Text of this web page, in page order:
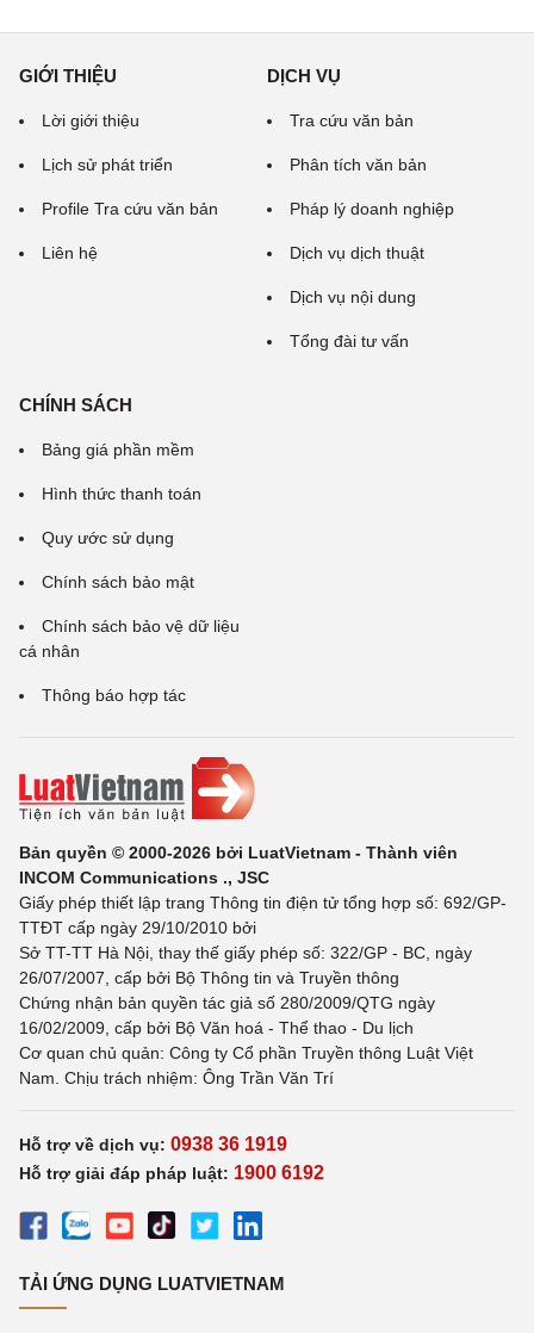
GIỚI THIỆU
Lời giới thiệu
Lịch sử phát triển
Profile Tra cứu văn bản
Liên hệ
DỊCH VỤ
Tra cứu văn bản
Phân tích văn bản
Pháp lý doanh nghiệp
Dịch vụ dịch thuật
Dịch vụ nội dung
Tổng đài tư vấn
CHÍNH SÁCH
Bảng giá phần mềm
Hình thức thanh toán
Quy ước sử dụng
Chính sách bảo mật
Chính sách bảo vệ dữ liệu
cá nhân
Thông báo hợp tác
Bản quyền © 2000-2026 bởi LuatVietnam - Thành viên
INCOM Communications ., JSC
Giấy phép thiết lập trang Thông tin điện tử tổng hợp số: 692/GP-
TTĐT cấp ngày 29/10/2010 bởi
Sở TT-TT Hà Nội, thay thế giấy phép số: 322/GP - BC, ngày
26/07/2007, cấp bởi Bộ Thông tin và Truyền thông
Chứng nhận bản quyền tác giả số 280/2009/QTG ngày
16/02/2009, cấp bởi Bộ Văn hoá - Thể thao - Du lịch
Cơ quan chủ quản: Công ty Cổ phần Truyền thông Luật Việt
Nam. Chịu trách nhiệm: Ông Trần Văn Trí
Hỗ trợ về dịch vụ: 0938 36 1919
Hỗ trợ giải đáp pháp luật: 1900 6192
TẢI ỨNG DỤNG LUATVIETNAM